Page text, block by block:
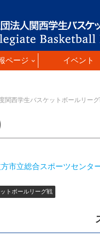
ページ イベント
関西学生バスケットボールリー
市立総合スポーツセンタ
トボールリーグ戦